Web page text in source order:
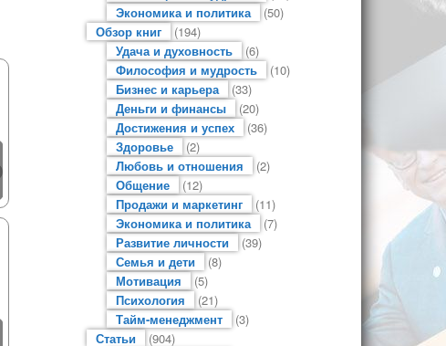
Экономика и политика
(50)
Обзор книг
(194)
Удача и духовность
(6)
Философия и мудрость
(10)
Бизнес и карьера
(33)
Деньги и финансы
(20)
Достижения и успех
(36)
Здоровье
(2)
Любовь и отношения
(2)
Общение
(12)
Продажи и маркетинг
(11)
Экономика и политика
(7)
Развитие личности
(39)
Семья и дети
(8)
Мотивация
(5)
Психология
(21)
Тайм-менеджмент
(3)
Статьи
(904)